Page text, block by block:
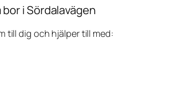
i Sördalavägen
till dig och hjälper till med: